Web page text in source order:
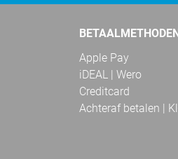
Apple Pay
iDEAL | Wero
Creditcard
Achteraf betalen |